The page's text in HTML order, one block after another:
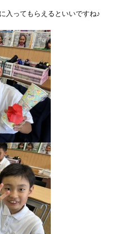
入ってもらえるといいですね♪